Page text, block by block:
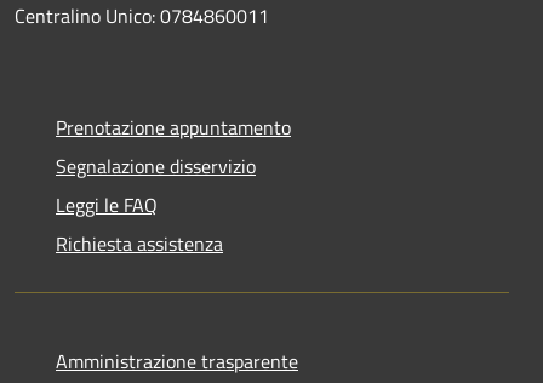
Centralino Unico: 0784860011
Prenotazione appuntamento
Segnalazione disservizio
Leggi le FAQ
Richiesta assistenza
Amministrazione trasparente